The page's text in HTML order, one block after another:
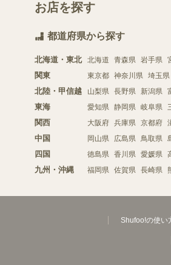
お店を探す
都道府県から探す
北海道・東北 北海道 青森県 岩手県
関東 東京都 神奈川県 埼玉県
北陸・甲信越 山梨県 長野県 新潟県
東海 愛知県 静岡県 岐阜県
関西 大阪府 兵庫県 京都府
中国 岡山県 広島県 鳥取県
四国 徳島県 香川県 愛媛県
九州・沖縄 福岡県 佐賀県 長崎県
Shufoo!の使い